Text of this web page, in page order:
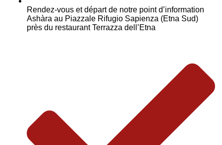
Rendez-vous et départ de notre point d’information
Ashàra au Piazzale Rifugio Sapienza (Etna Sud)
près du restaurant Terrazza dell’Etna